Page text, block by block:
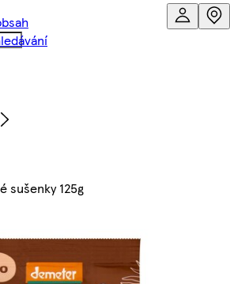
sušenky 125g